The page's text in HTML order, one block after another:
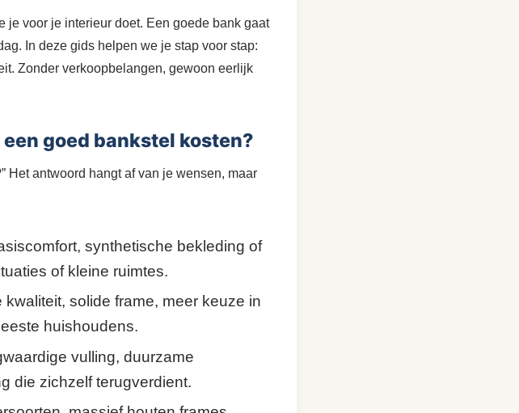
je voor je interieur doet. Een goede bank gaat
In deze gids helpen we je stap voor stap:
Zonder verkoopbelangen, gewoon eerlijk
goed bankstel kosten?
Het antwoord hangt af van je wensen, maar
synthetische bekleding of
of kleine ruimtes.
solide frame, meer keuze in
huishoudens.
vulling, duurzame
die zichzelf terugverdient.